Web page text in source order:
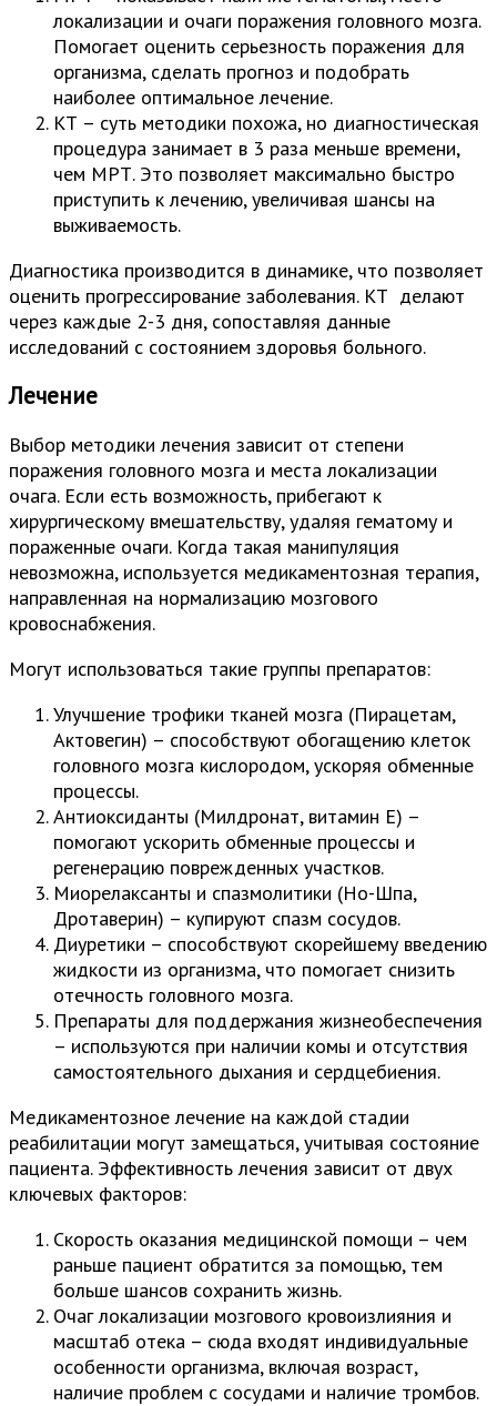
локализации и очаги поражения головного мозга.
Помогает оценить серьезность поражения для
организма, сделать прогноз и подобрать
наиболее оптимальное лечение.
КТ – суть методики похожа, но диагностическая
процедура занимает в 3 раза меньше времени,
чем МРТ. Это позволяет максимально быстро
приступить к лечению, увеличивая шансы на
выживаемость.
Диагностика производится в динамике, что позволяет
оценить прогрессирование заболевания. КТ делают
через каждые 2-3 дня, сопоставляя данные
исследований с состоянием здоровья больного.
Лечение
Выбор методики лечения зависит от степени
поражения головного мозга и места локализации
очага. Если есть возможность, прибегают к
хирургическому вмешательству, удаляя гематому и
пораженные очаги. Когда такая манипуляция
невозможна, используется медикаментозная терапия,
направленная на нормализацию мозгового
кровоснабжения.
Могут использоваться такие группы препаратов:
Улучшение трофики тканей мозга (Пирацетам,
Актовегин) – способствуют обогащению клеток
головного мозга кислородом, ускоряя обменные
процессы.
Антиоксиданты (Милдронат, витамин Е) –
помогают ускорить обменные процессы и
регенерацию поврежденных участков.
Миорелаксанты и спазмолитики (Но-Шпа,
Дротаверин) – купируют спазм сосудов.
Диуретики – способствуют скорейшему введению
жидкости из организма, что помогает снизить
отечность головного мозга.
Препараты для поддержания жизнеобеспечения
– используются при наличии комы и отсутствия
самостоятельного дыхания и сердцебиения.
Медикаментозное лечение на каждой стадии
реабилитации могут замещаться, учитывая состояние
пациента. Эффективность лечения зависит от двух
ключевых факторов:
Скорость оказания медицинской помощи – чем
раньше пациент обратится за помощью, тем
больше шансов сохранить жизнь.
Очаг локализации мозгового кровоизлияния и
масштаб отека – сюда входят индивидуальные
особенности организма, включая возраст,
наличие проблем с сосудами и наличие тромбов.